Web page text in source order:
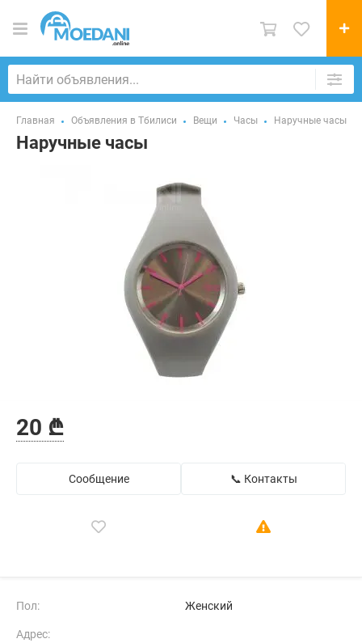
Главная Объявления в Тбилиси Вещи Часы Наручные часы
Наручные часы
20 ₾
Сообщение 📞 Контакты
Пол: Женский
Адрес: